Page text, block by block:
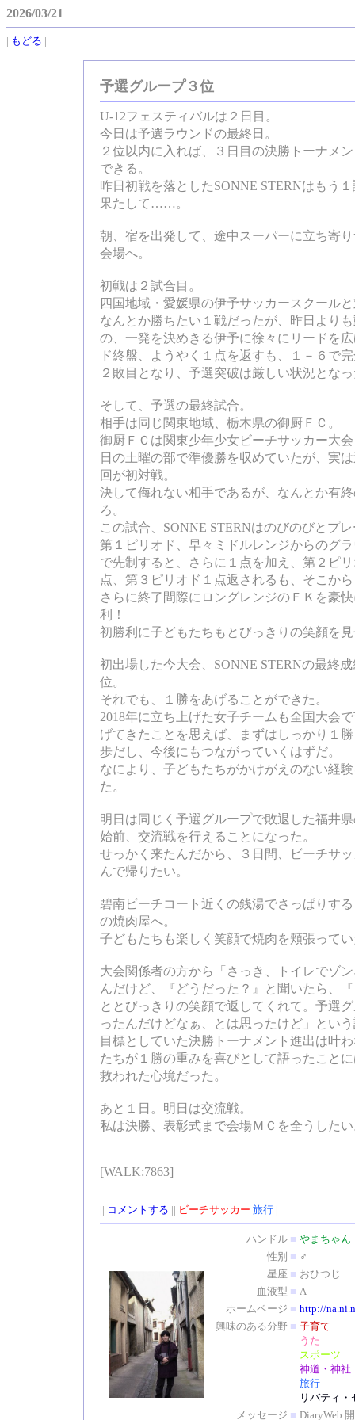
2026/03/21
| もどる |
予選グループ３位
U-12フェスティバルは２日目。
今日は予選ラウンドの最終日。
２位以内に入れば、３日目の決勝トーナメ
できる。
昨日初戦を落としたSONNE STERNはもう
果たして……。
朝、宿を出発して、途中スーパーに立ち寄
会場へ。
初戦は２試合目。
四国地域・愛媛県の伊予サッカースクール
なんとか勝ちたい１戦だったが、昨日より
の、一発を決めきる伊予に徐々にリードを
ド終盤、ようやく１点を返すも、１－６で
２敗目となり、予選突破は厳しい状況とな
そして、予選の最終試合。
相手は同じ関東地域、栃木県の御厨ＦＣ。
御厨ＦＣは関東少年少女ビーチサッカー大
日の土曜の部で準優勝を収めていたが、実
回が初対戦。
決して侮れない相手であるが、なんとか有
ろ。
この試合、SONNE STERNはのびのびとプ
第１ピリオド、早々ミドルレンジからのグ
で先制すると、さらに１点を加え、第２ピ
点、第３ピリオド１点返されるも、そこか
さらに終了間際にロングレンジのＦＫを豪
利！
初勝利に子どもたちもとびっきりの笑顔を
初出場した今大会、SONNE STERNの最終
位。
それでも、１勝をあげることができた。
2018年に立ち上げた女子チームも全国大会
げてきたことを思えば、まずはしっかり１
歩だし、今後にもつながっていくはずだ。
なにより、子どもたちがかけがえのない経
た。
明日は同じく予選グループで敗退した福井
始前、交流戦を行えることになった。
せっかく来たんだから、３日間、ビーチサ
んで帰りたい。
碧南ビーチコート近くの銭湯でさっぱりす
の焼肉屋へ。
子どもたちも楽しく笑顔で焼肉を頬張って
大会関係者の方から「さっき、トイレでゾ
んだけど、『どうだった？』と聞いたら、
ととびっきりの笑顔で返してくれて。予選
ったんだけどなぁ、とは思ったけど」とい
目標としていた決勝トーナメント進出は叶
たちが１勝の重みを喜びとして語ったこと
救われた心境だった。
あと１日。明日は交流戦。
私は決勝、表彰式まで会場ＭＣを全うした
[WALK:7863]
|| コメントする || ビーチサッカー 旅行|
ハンドル ■ やまちゃん
性別 ■ ♂
星座 ■ おひつじ
血液型 ■ A
ホームページ ■ http://
興味のある分野 ■ 子育て
うた
スポーツ
神道・神社
旅行
リバティ
メッセージ ■ DiaryWeb